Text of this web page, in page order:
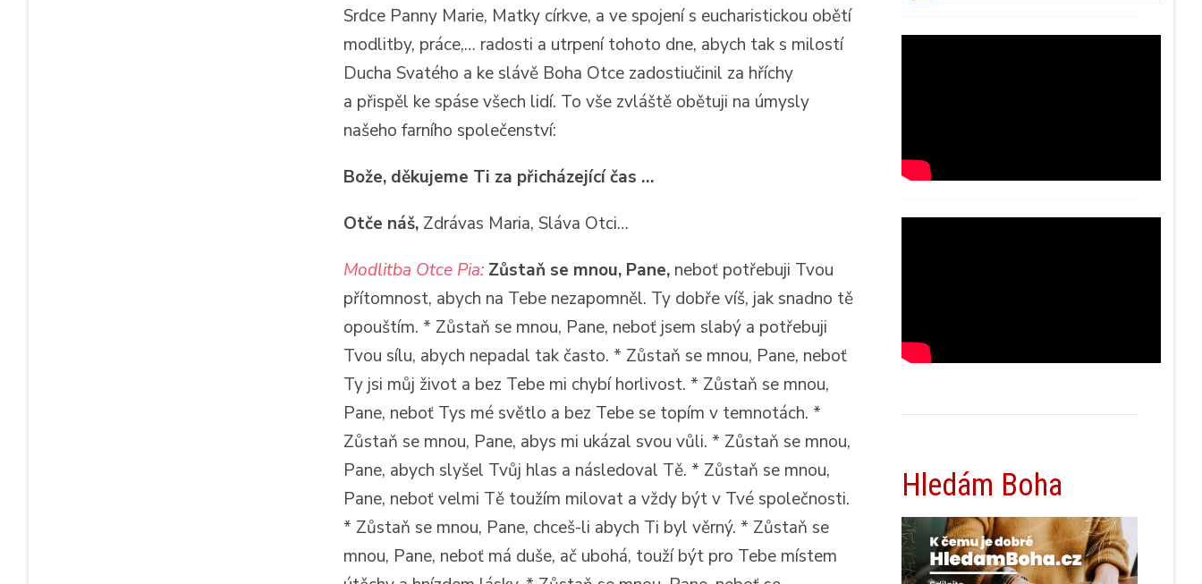
Srdce Panny Marie, Matky církve, a ve spojení s eucharistickou obětí
modlitby, práce,… radosti a utrpení tohoto dne, abych tak s milostí
Ducha Svatého a ke slávě Boha Otce zadostiučinil za hříchy
a přispěl ke spáse všech lidí. To vše zvláště obětuji na úmysly
našeho farního společenství:
Bože, děkujeme Ti za přicházející čas …
Otče náš, Zdrávas Maria, Sláva Otci…
Modlitba Otce Pia:Zůstaň se mnou, Pane,neboť potřebuji Tvou
přítomnost, abych na Tebe nezapomněl. Ty dobře víš, jak snadno tě
opouštím. * Zůstaň se mnou, Pane, neboť jsem slabý a potřebuji
Tvou sílu, abych nepadal tak často. * Zůstaň se mnou, Pane, neboť
Ty jsi můj život a bez Tebe mi chybí horlivost. * Zůstaň se mnou,
Pane, neboť Tys mé světlo a bez Tebe se topím v temnotách. *
Zůstaň se mnou, Pane, abys mi ukázal svou vůli. * Zůstaň se mnou,
Pane, abych slyšel Tvůj hlas a následoval Tě. * Zůstaň se mnou,
Pane, neboť velmi Tě toužím milovat a vždy být v Tvé společnosti.
* Zůstaň se mnou, Pane, chceš-li abych Ti byl věrný. * Zůstaň se
mnou, Pane, neboť má duše, ač ubohá, touží být pro Tebe místem
Hledám Boha